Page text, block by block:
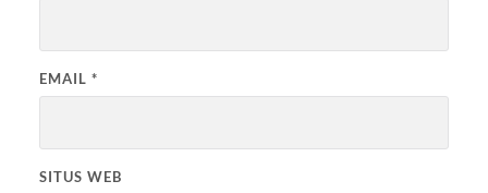
EMAIL *
SITUS WEB